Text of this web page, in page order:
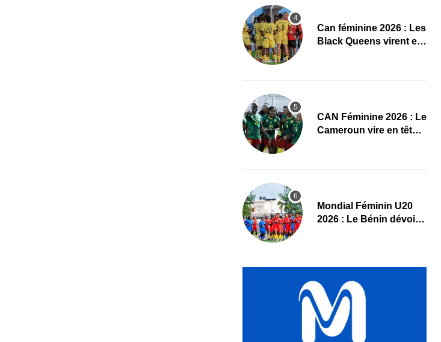
‎Can féminine 2026 : Les
Black Queens virent en
CAN Féminine 2026 : Le
Cameroun vire en tête
Mondial Féminin U20
2026 : Le Bénin dévoile